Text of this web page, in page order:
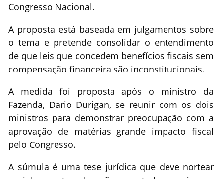
Congresso Nacional.
A proposta está baseada em julgamentos sobre
o tema e pretende consolidar o entendimento
de que leis que concedem benefícios fiscais sem
compensação financeira são inconstitucionais.
A medida foi proposta após o ministro da
Fazenda, Dario Durigan, se reunir com os dois
ministros para demonstrar preocupação com a
aprovação de matérias grande impacto fiscal
pelo Congresso.
A súmula é uma tese jurídica que deve nortear